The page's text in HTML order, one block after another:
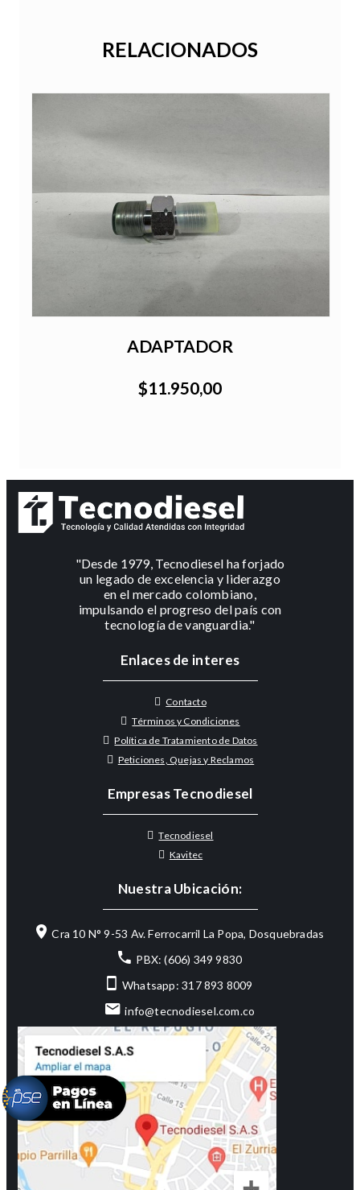
RELACIONADOS
ADAPTADOR
$11.950,00
"Desde 1979, Tecnodiesel ha forjado
un legado de excelencia y liderazgo
en el mercado colombiano,
impulsando el progreso del país con
tecnología de vanguardia."
Enlaces de interes
Contacto
Términos y Condiciones
Política de Tratamiento de Datos
Peticiones, Quejas y Reclamos
Empresas Tecnodiesel
Tecnodiesel
Kavitec
Nuestra Ubicación:
Cra 10 N° 9-53 Av. Ferrocarril La Popa, Dosquebradas
PBX: (606) 349 9830
Whatsapp: 317 893 8009
info@tecnodiesel.com.co